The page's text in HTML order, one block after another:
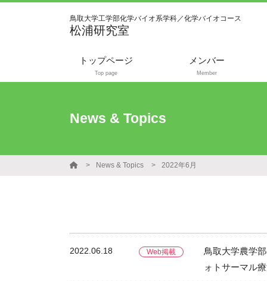
鳥取大学工学部化学バイオ系学科／化学バイオコース
松浦研究室
トップページ
Top page
メンバー
Member
News & Topics
News & Topics 2022年6月
2022.06.18 Web掲載
鳥取大学農学
ォトサーマル